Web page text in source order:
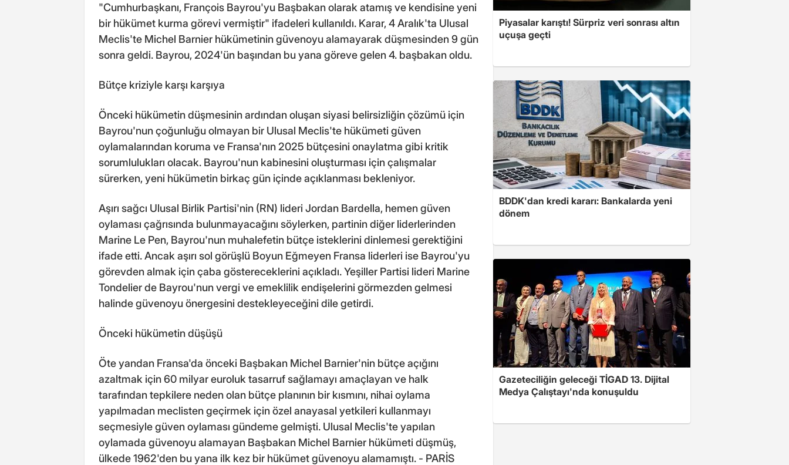
"Cumhurbaşkanı, François Bayrou'yu Başbakan olarak atamış ve kendisine yeni
bir hükümet kurma görevi vermiştir" ifadeleri kullanıldı. Karar, 4 Aralık'ta Ulusal
Meclis'te Michel Barnier hükümetinin güvenoyu alamayarak düşmesinden 9 gün
sonra geldi. Bayrou, 2024'ün başından bu yana göreve gelen 4. başbakan oldu.
Bütçe kriziyle karşı karşıya
Önceki hükümetin düşmesinin ardından oluşan siyasi belirsizliğin çözümü için
Bayrou'nun çoğunluğu olmayan bir Ulusal Meclis'te hükümeti güven
oylamalarından koruma ve Fransa'nın 2025 bütçesini onaylatma gibi kritik
sorumlulukları olacak. Bayrou'nun kabinesini oluşturması için çalışmalar
sürerken, yeni hükümetin birkaç gün içinde açıklanması bekleniyor.
Aşırı sağcı Ulusal Birlik Partisi'nin (RN) lideri Jordan Bardella, hemen güven
oylaması çağrısında bulunmayacağını söylerken, partinin diğer liderlerinden
Marine Le Pen, Bayrou'nun muhalefetin bütçe isteklerini dinlemesi gerektiğini
ifade etti. Ancak aşırı sol görüşlü Boyun Eğmeyen Fransa liderleri ise Bayrou'yu
görevden almak için çaba göstereceklerini açıkladı. Yeşiller Partisi lideri Marine
Tondelier de Bayrou'nun vergi ve emeklilik endişelerini görmezden gelmesi
halinde güvenoyu önergesini destekleyeceğini dile getirdi.
Önceki hükümetin düşüşü
Öte yandan Fransa'da önceki Başbakan Michel Barnier'nin bütçe açığını
azaltmak için 60 milyar euroluk tasarruf sağlamayı amaçlayan ve halk
tarafından tepkilere neden olan bütçe planının bir kısmını, nihai oylama
yapılmadan meclisten geçirmek için özel anayasal yetkileri kullanmayı
seçmesiyle güven oylaması gündeme gelmişti. Ulusal Meclis'te yapılan
oylamada güvenoyu alamayan Başbakan Michel Barnier hükümeti düşmüş,
ülkede 1962'den bu yana ilk kez bir hükümet güvenoyu alamamıştı. - PARİS
Piyasalar karıştı! Sürpriz veri sonrası altın
uçuşa geçti
BDDK'dan kredi kararı: Bankalarda yeni
dönem
Gazeteciliğin geleceği TİGAD 13. Dijital
Medya Çalıştayı'nda konuşuldu